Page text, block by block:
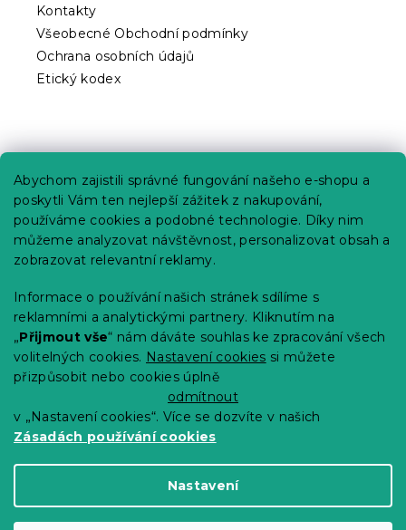
Abychom zajistili správné fungování našeho e-shopu a
poskytli Vám ten nejlepší zážitek z nakupování,
používáme cookies a podobné technologie. Díky nim
můžeme analyzovat návštěvnost, personalizovat obsah a
zobrazovat relevantní reklamy.
Informace o používání našich stránek sdílíme s
reklamními a analytickými partnery. Kliknutím na
„Přijmout vše“ nám dáváte souhlas ke zpracování všech
volitelných cookies. Nastavení cookies si můžete
přizpůsobit nebo cookies úplně
odmítnout
v „Nastavení cookies“. Více se dozvíte v našich
Zásadách používání cookies
Nastavení
Kontakty
Všeobecné Obchodní podmínky
Ochrana osobních údajů
Etický kodex
Kariéra
Poptávky a B2B spolupráce
Proč se u nás registrovat?
Věrnostní program - Sleva až 10 %
Návody
Tabulky velikostí
Blog
Copyright 2026Výprodej povlečení. Všechna